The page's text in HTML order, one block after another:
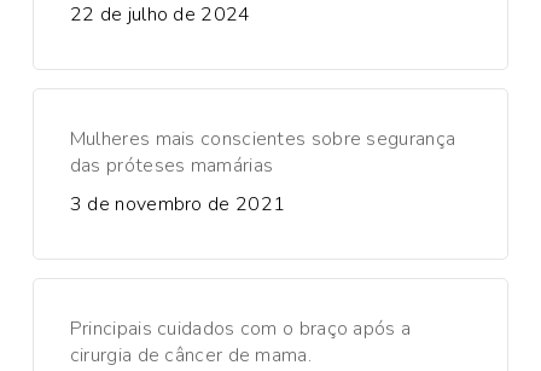
22 de julho de 2024
Mulheres mais conscientes sobre segurança
das próteses mamárias
3 de novembro de 2021
Principais cuidados com o braço após a
cirurgia de câncer de mama.